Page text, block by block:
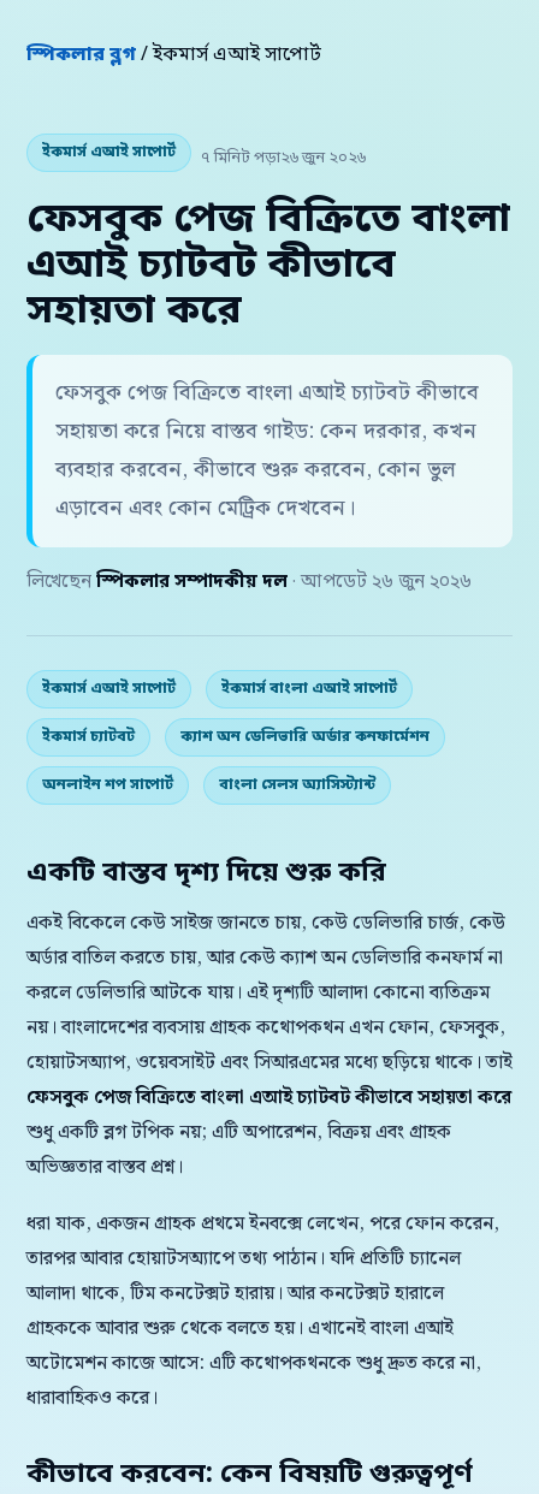
স্পিকলার ব্লগ/ ইকমার্স এআই সাপোর্ট
ইকমার্স এআই সাপোর্ট ৭ মিনিট পড়া২৬ জুন ২০২৬
ফেসবুক পেজ বিক্রিতে বাংলা
এআই চ্যাটবট কীভাবে
সহায়তা করে
ফেসবুক পেজ বিক্রিতে বাংলা এআই চ্যাটবট কীভাবে
সহায়তা করে নিয়ে বাস্তব গাইড: কেন দরকার, কখন
ব্যবহার করবেন, কীভাবে শুরু করবেন, কোন ভুল
এড়াবেন এবং কোন মেট্রিক দেখবেন।
লিখেছেন স্পিকলার সম্পাদকীয় দল · আপডেট ২৬ জুন ২০২৬
ইকমার্স এআই সাপোর্ট ইকমার্স বাংলা এআই সাপোর্ট
ইকমার্স চ্যাটবট ক্যাশ অন ডেলিভারি অর্ডার কনফার্মেশন
অনলাইন শপ সাপোর্ট বাংলা সেলস অ্যাসিস্ট্যান্ট
একটি বাস্তব দৃশ্য দিয়ে শুরু করি
একই বিকেলে কেউ সাইজ জানতে চায়, কেউ ডেলিভারি চার্জ, কেউ
অর্ডার বাতিল করতে চায়, আর কেউ ক্যাশ অন ডেলিভারি কনফার্ম না
করলে ডেলিভারি আটকে যায়। এই দৃশ্যটি আলাদা কোনো ব্যতিক্রম
নয়। বাংলাদেশের ব্যবসায় গ্রাহক কথোপকথন এখন ফোন, ফেসবুক,
হোয়াটসঅ্যাপ, ওয়েবসাইট এবং সিআরএমের মধ্যে ছড়িয়ে থাকে। তাই
ফেসবুক পেজ বিক্রিতে বাংলা এআই চ্যাটবট কীভাবে সহায়তা করে
শুধু একটি ব্লগ টপিক নয়; এটি অপারেশন, বিক্রয় এবং গ্রাহক
অভিজ্ঞতার বাস্তব প্রশ্ন।
ধরা যাক, একজন গ্রাহক প্রথমে ইনবক্সে লেখেন, পরে ফোন করেন,
তারপর আবার হোয়াটসঅ্যাপে তথ্য পাঠান। যদি প্রতিটি চ্যানেল
আলাদা থাকে, টিম কনটেক্সট হারায়। আর কনটেক্সট হারালে
গ্রাহককে আবার শুরু থেকে বলতে হয়। এখানেই বাংলা এআই
অটোমেশন কাজে আসে: এটি কথোপকথনকে শুধু দ্রুত করে না,
ধারাবাহিকও করে।
কীভাবে করবেন: কেন বিষয়টি গুরুত্বপূর্ণ